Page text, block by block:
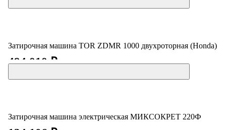
Затирочная машина TOR ZDMR 1000 двухроторная (Honda)
494 010 ₽
Затирочная машина электрическая МИКСОКРЕТ 220Ф